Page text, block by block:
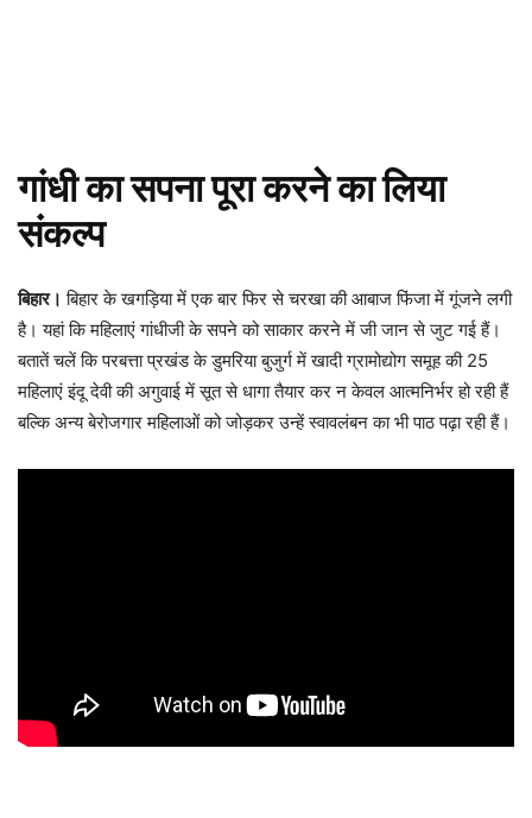
गांधी का सपना पूरा करने का लिया
संकल्प
बिहार। बिहार के खगड़िया में एक बार फिर से चरखा की आबाज फिंजा में गूंजने लगी
है। यहां कि महिलाएं गांधीजी के सपने को साकार करने में जी जान से जुट गई हैं।
बतातें चलें कि परबत्ता प्रखंड के डुमरिया बुजुर्ग में खादी ग्रामोद्योग समूह की 25
महिलाएं इंदू देवी की अगुवाई में सूत से धागा तैयार कर न केवल आत्मनिर्भर हो रही हैं
बल्कि अन्य बेरोजगार महिलाओं को जोड़कर उन्हें स्वावलंबन का भी पाठ पढ़ा रही हैं।